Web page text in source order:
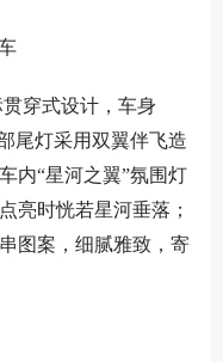
穿式设计，车身
尾灯采用双翼伴飞造
内“星河之翼”氛围灯
亮时恍若星河垂落；
图案，细腻雅致，寄